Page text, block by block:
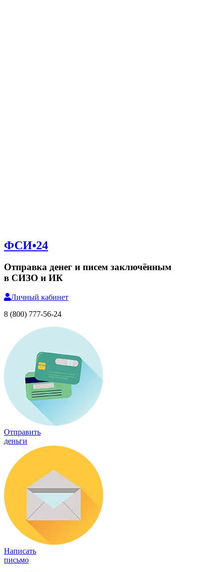
ФСИ•24
Отправка денег и писем заключённым
в СИЗО и ИК
Личный кабинет
8 (800) 777-56-24
Отправить
деньги
Написать
письмо